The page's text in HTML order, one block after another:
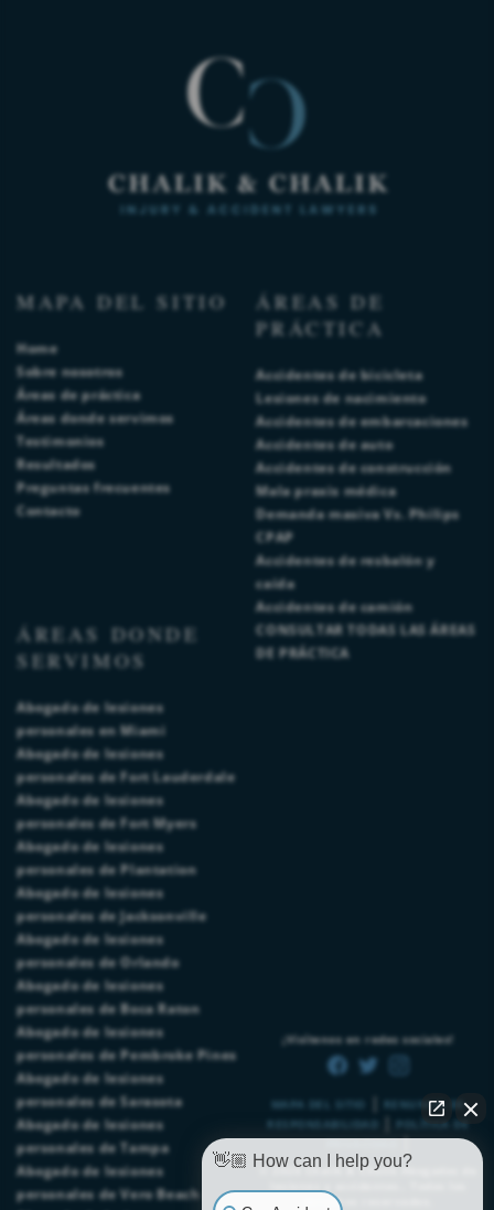
MAPA DEL SITIO
Home
Sobre nosotros
Áreas de práctica
Áreas donde servimos
Testimonios
Resultados
Preguntas frecuentes
Contacto
ÁREAS DE
PRÁCTICA
Accidentes de bicicleta
Lesiones de nacimiento
Accidentes de embarcaciones
Accidentes de auto
Accidentes de construcción
Mala praxis médica
Demanda masiva Vs. Philips
CPAP
Accidentes de resbalón y
caída
Accidentes de camión
CONSULTAR TODAS LAS ÁREAS
DE PRÁCTICA
ÁREAS DONDE
SERVIMOS
Abogado de lesiones
personales en Miami
Abogado de lesiones
personales de Fort Lauderdale
Abogado de lesiones
personales de Fort Myers
Abogado de lesiones
personales de Plantation
Abogado de lesiones
personales de Jacksonville
Abogado de lesiones
personales de Orlando
Abogado de lesiones
personales de Boca Raton
Abogado de lesiones
personales de Pembroke Pines
Abogado de lesiones
personales de Sarasota
Abogado de lesiones
personales de Tampa
Abogado de lesiones
personales de Vero Beach
MAPA DEL SITIO
RENUNCIA DE
RESPONSABILIDAD
|
POLÍTICA DE
PRIVACIDAD|
© 2026Chalik & Chalik Abogados de
derechos reservados.
¡Visítenos en redes sociales!
👋🏼 How can I help you?